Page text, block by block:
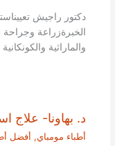
الخبرةزراعة وجراحة
والماراثية
د. بهاونا- علاج
أطباء مومباي, أفضل